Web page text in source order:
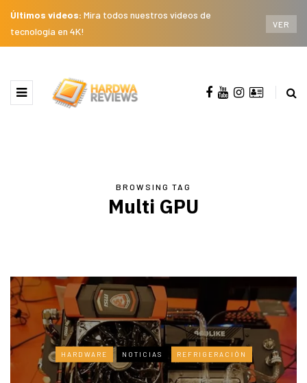
Últimos videos: Mira todos nuestros videos de
tecnología en 4K!
VER
BROWSING TAG
Multi GPU
HARDWARE NOTICIAS REFRIGERACIÓN